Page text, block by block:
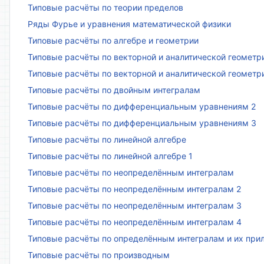
Типовые расчёты по теории пределов
Ряды Фурье и уравнения математической физики
Типовые расчёты по алгебре и геометрии
Типовые расчёты по векторной и аналитической
Типовые расчёты по векторной и аналитической
Типовые расчёты по двойным интегралам
Типовые расчёты по дифференциальным уравнениям 2
Типовые расчёты по дифференциальным уравнениям 3
Типовые расчёты по линейной алгебре
Типовые расчёты по линейной алгебре 1
Типовые расчёты по неопределённым интегралам
Типовые расчёты по неопределённым интегралам 2
Типовые расчёты по неопределённым интегралам 3
Типовые расчёты по неопределённым интегралам 4
Типовые расчёты по определённым интегралам и их
Типовые расчёты по производным